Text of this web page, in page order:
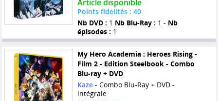
Article disponible
Points fidelités : 40
Nb DVD : 1 Nb Blu-Ray : 1 - Nb
épisodes : 1
My Hero Academia : Heroes Rising -
Film 2 - Edition Steelbook - Combo
Blu-ray + DVD
Kaze- Combo Blu-Ray + DVD -
intégrale